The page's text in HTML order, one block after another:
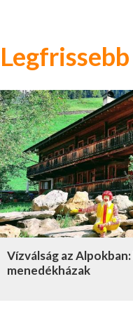
Vízválság az
menedékházak